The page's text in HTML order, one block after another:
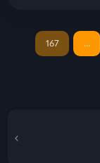
…
167